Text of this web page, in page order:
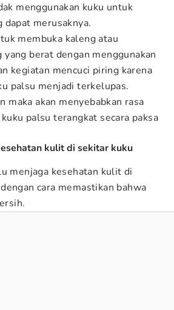
menggunakan kuku untuk
dapat merusaknya.
membuka kaleng atau
yang berat dengan menggunakan
kegiatan mencuci piring karena
palsu menjadi terkelupas.
maka akan menyebabkan rasa
palsu terangkat secara paksa
kulit di sekitar kuku
menjaga kesehatan kulit di
cara memastikan bahwa